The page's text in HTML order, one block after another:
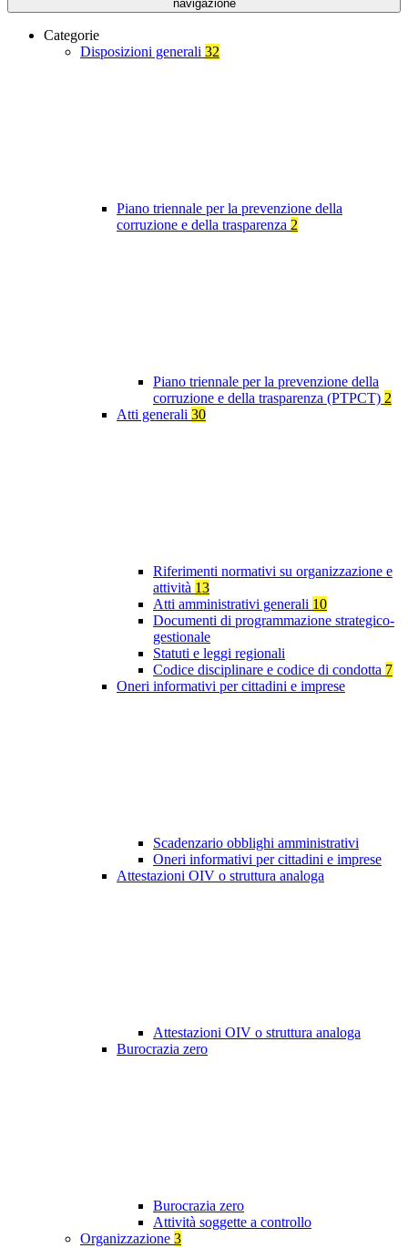
navigazione
Categorie
Disposizioni generali 32
Piano triennale per la prevenzione della
corruzione e della trasparenza 2
Piano triennale per la prevenzione della
corruzione e della trasparenza (PTPCT) 2
Atti generali 30
Riferimenti normativi su organizzazione e
attività 13
Atti amministrativi generali 10
Documenti di programmazione strategico-
gestionale
Statuti e leggi regionali
Codice disciplinare e codice di condotta 7
Oneri informativi per cittadini e imprese
Scadenzario obblighi amministrativi
Oneri informativi per cittadini e imprese
Attestazioni OIV o struttura analoga
Attestazioni OIV o struttura analoga
Burocrazia zero
Burocrazia zero
Attività soggette a controllo
Organizzazione 3